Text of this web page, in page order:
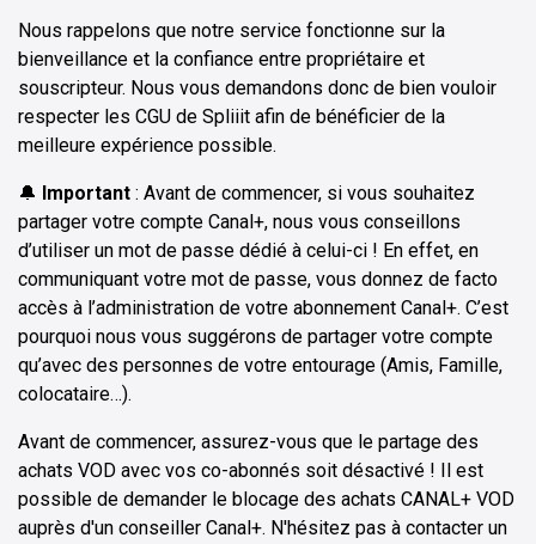
Nous rappelons que notre service fonctionne sur la
bienveillance et la confiance entre propriétaire et
souscripteur. Nous vous demandons donc de bien vouloir
respecter les CGU de Spliiit afin de bénéficier de la
meilleure expérience possible.
🔔 Important : Avant de commencer, si vous souhaitez
partager votre compte Canal+, nous vous conseillons
d’utiliser un mot de passe dédié à celui-ci ! En effet, en
communiquant votre mot de passe, vous donnez de facto
accès à l’administration de votre abonnement Canal+. C’est
pourquoi nous vous suggérons de partager votre compte
qu’avec des personnes de votre entourage (Amis, Famille,
colocataire…).
Avant de commencer, assurez-vous que le partage des
achats VOD avec vos co-abonnés soit désactivé ! Il est
possible de demander le blocage des achats CANAL+ VOD
auprès d'un conseiller Canal+. N'hésitez pas à contacter un